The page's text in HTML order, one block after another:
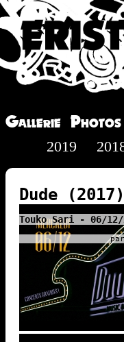
Gallerie Photos
2019
Dude (2017)
Touko Sari - 06/12/